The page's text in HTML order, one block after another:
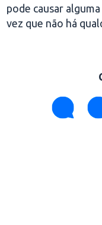
pode causar
vez que não há